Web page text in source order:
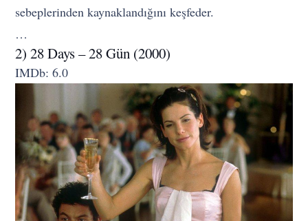
sebeplerinden kaynaklandığını keşfeder.
…
2) 28 Days – 28 Gün (2000)
IMDb: 6.0